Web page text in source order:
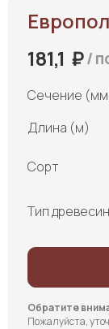
181,1 ₽/
Сечение
Длина (м)
Сорт
Тип
Обратите
Пожалуйста,